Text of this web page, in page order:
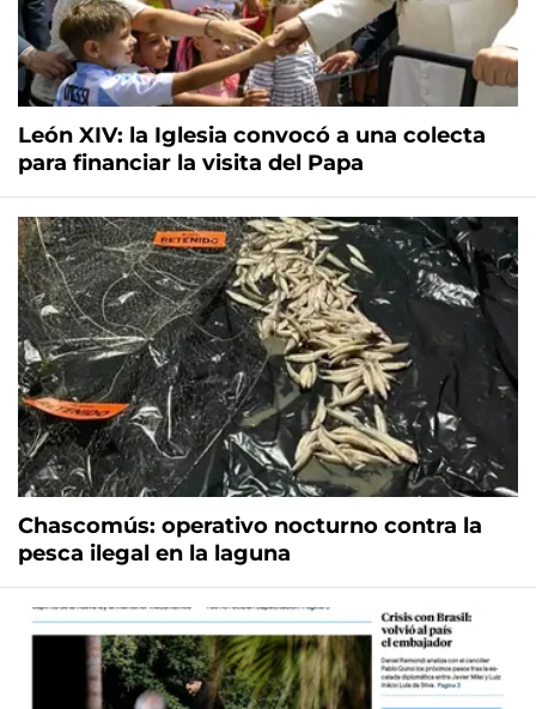
León XIV: la Iglesia convocó a una colecta
para financiar la visita del Papa
Chascomús: operativo nocturno contra la
pesca ilegal en la laguna